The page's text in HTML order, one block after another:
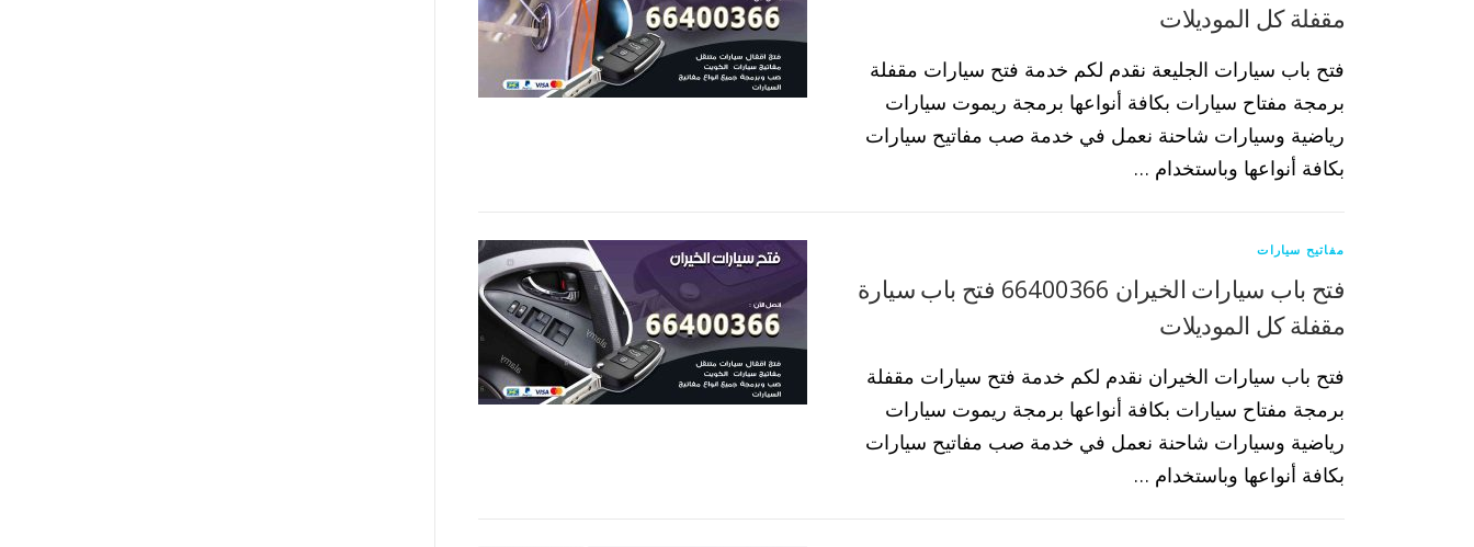
مقفلة كل الموديلات
فتح باب سيارات الجليعة نقدم لكم خدمة فتح سيارات مقفلة
برمجة مفتاح سيارات بكافة أنواعها برمجة ريموت سيارات
رياضية وسيارات شاحنة نعمل في خدمة صب مفاتيح سيارات
بكافة أنواعها وباستخدام …
مفاتيح سيارات
فتح باب سيارات الخيران 66400366 فتح باب سيارة
مقفلة كل الموديلات
فتح باب سيارات الخيران نقدم لكم خدمة فتح سيارات مقفلة
برمجة مفتاح سيارات بكافة أنواعها برمجة ريموت سيارات
رياضية وسيارات شاحنة نعمل في خدمة صب مفاتيح سيارات
بكافة أنواعها وباستخدام …